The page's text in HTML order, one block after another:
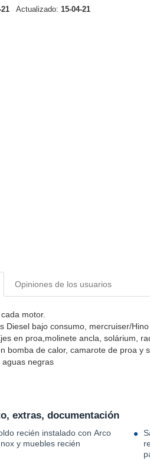
21 Actualizado: 15-04-21
Opiniones de los usuarios
motor.
Diesel bajo consumo, mercruiser/
en proa,molinete ancla, solárium,
bomba de calor, camarote de proa y
negras
extras, documentación
recién instalado con Arco
y muebles recién